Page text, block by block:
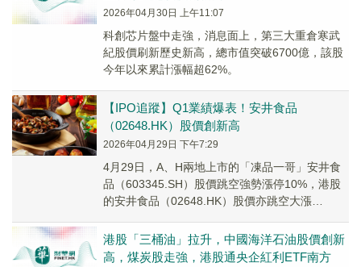
2026年04月30日 上午11:07
科創芯片盤中走強，消息面上，第三大重倉寒武
紀股價刷新歷史新高，總市值突破6700億，該股
今年以來累計漲幅超62%。
【IPO追蹤】Q1業績爆表！安井食品
（02648.HK）股價創新高
2026年04月29日 下午7:29
4月29日，A、H兩地上市的「凍品一哥」安井食
品（603345.SH）股價跳空強勢漲停10%，港股
的安井食品（02648.HK）股價亦跳空大漲
港股「三桶油」拉升，中國海洋石油股價創新
高，煤炭股走強，港股通央企紅利ETF南方